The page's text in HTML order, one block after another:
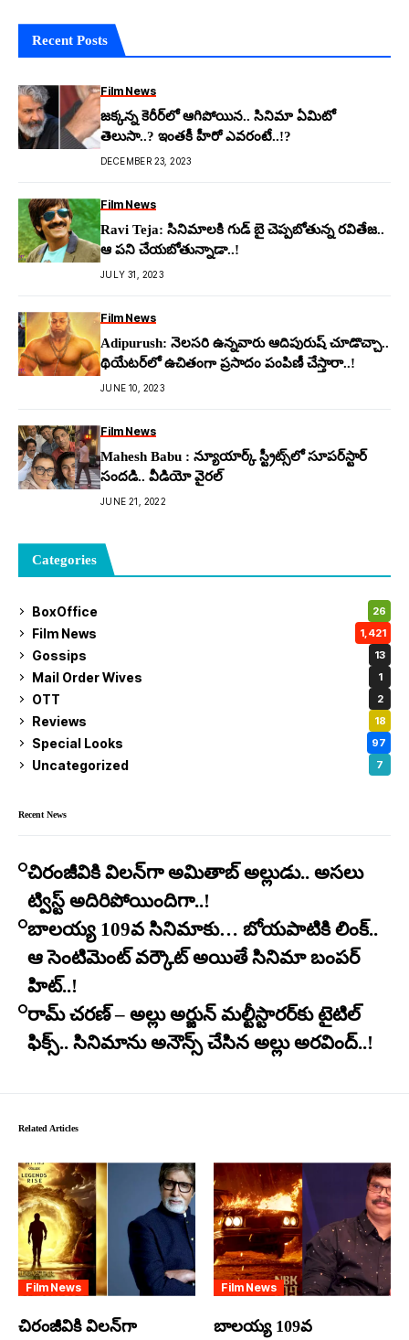
Recent Posts
Film News
జక్కన్న కెరీర్‌లో ఆగిపోయిన.. సినిమా ఏమిటో
తెలుసా..? ఇంతకీ హీరో ఎవరంటే..!?
DECEMBER 23, 2023
Film News
Ravi Teja: సినిమాల‌కి గుడ్ బై చెప్ప‌బోతున్న ర‌వితేజ‌..
ఆ ప‌ని చేయ‌బోతున్నాడా..!
JULY 31, 2023
Film News
Adipurush: నెలసరి ఉన్న‌వారు ఆదిపురుష్ చూడొచ్చా..
థియేట‌ర్‌లో ఉచితంగా ప్ర‌సాదం పంపిణీ చేస్తారా..!
JUNE 10, 2023
Film News
Mahesh Babu : న్యూయార్క్ స్ట్రీట్స్‌లో సూపర్‌స్టార్
సందడి.. వీడియో వైరల్
JUNE 21, 2022
Categories
BoxOffice 26
Film News 1,421
Gossips 13
Mail Order Wives 1
OTT 2
Reviews 18
Special Looks 97
Uncategorized 7
Recent News
చిరంజీవికి విలన్‌గా అమితాబ్ అల్లుడు.. అసలు
ట్విస్ట్ అదిరిపోయిందిగా..!
బాలయ్య 109వ సినిమాకు… బోయపాటికి లింక్..
ఆ సెంటిమెంట్ వర్కౌట్ అయితే సినిమా బంపర్
హిట్..!
రామ్ చరణ్ – అల్లు అర్జున్ మల్టీస్టారర్​కు టైటిల్
ఫిక్స్.. సినిమాను అనౌన్స్ చేసిన అల్లు అరవింద్..!
Related Articles
Film News
చిరంజీవికి విలన్‌గా
Film News
బాలయ్య 109వ